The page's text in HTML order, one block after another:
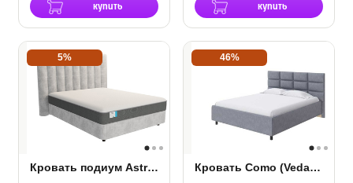
купить купить
5%
Кровать подиум Astra с основанием Raibox
46%
Кровать Como (Veda) 8 ткань